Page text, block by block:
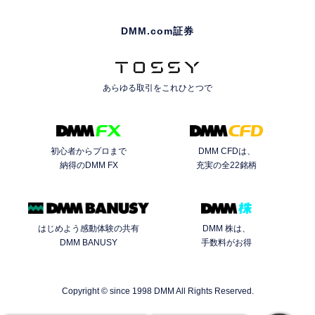
DMM.com証券
あらゆる取引をこれひとつで
初心者からプロまで
納得のDMM FX
DMM CFDは、
充実の全22銘柄
はじめよう感動体験の共有
DMM BANUSY
DMM 株は、
手数料がお得
Copyright © since 1998 DMM All Rights Reserved.